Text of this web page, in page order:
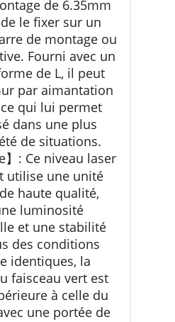
de 6.35mm
le fixer sur un
de montage ou
Fourni avec un
de L, il peut
par aimantation
qui lui permet
dans une plus
de situations.
】: Ce niveau laser
utilise une unité
haute qualité,
luminosité
et une stabilité
des conditions
identiques, la
faisceau vert est
à celle du
une portée de